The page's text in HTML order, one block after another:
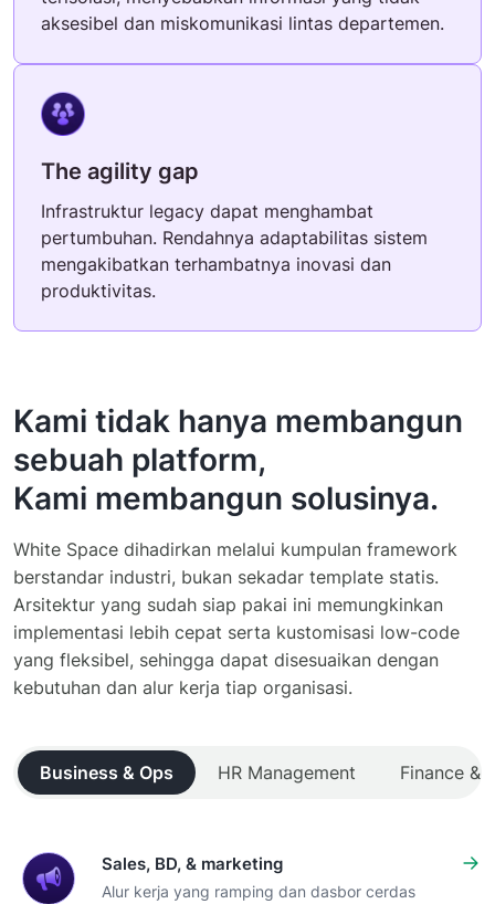
aksesibel dan miskomunikasi lintas departemen.
The agility gap
Infrastruktur legacy dapat menghambat
pertumbuhan. Rendahnya adaptabilitas sistem
mengakibatkan terhambatnya inovasi dan
produktivitas.
Kami tidak hanya membangun
sebuah platform,
Kami membangun solusinya.
White Space dihadirkan melalui kumpulan framework
berstandar industri, bukan sekadar template statis.
Arsitektur yang sudah siap pakai ini memungkinkan
implementasi lebih cepat serta kustomisasi low-code
yang fleksibel, sehingga dapat disesuaikan dengan
kebutuhan dan alur kerja tiap organisasi.
Business & Ops HR Management Finance &
Sales, BD, & marketing
Alur kerja yang ramping dan dasbor cerdas